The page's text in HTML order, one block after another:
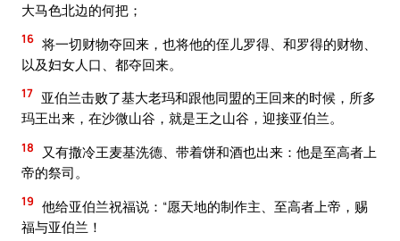
大马色北边的何把；
16 将一切财物夺回来，也将他的侄儿罗得、和罗得的财物、
以及妇女人口、都夺回来。
17 亚伯兰击败了基大老玛和跟他同盟的王回来的时候，所多
玛王出来，在沙微山谷，就是王之山谷，迎接亚伯兰。
18
又有撒冷王麦基洗德、带着饼和酒也出来：他是至高者上
帝的祭司。
19 他给亚伯兰祝福说：“愿天地的制作主、至高者上帝，赐
福与亚伯兰！